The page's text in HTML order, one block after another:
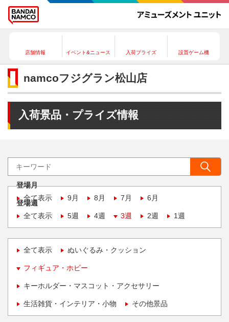
店舗情報 イベント&ニュース 入荷プライズ 設置ゲーム機
namcoフジグラン松山店
入荷景品・プライズ情報
登場月
全て表示
9月 8月 7月 6月
登場週
全て表示
5週 4週 3週 2週 1週
全て表示 ぬいぐるみ・クッション
フィギュア・ホビー
キーホルダー・マスコット・アクセサリー
生活雑貨・インテリア・小物 その他景品